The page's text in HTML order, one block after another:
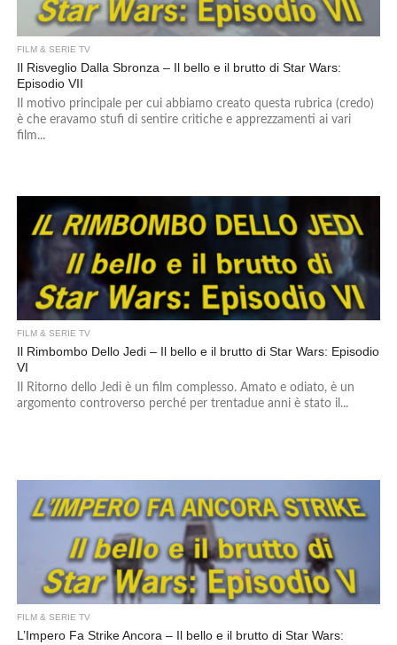
FILM & SERIE TV
Il Risveglio Dalla Sbronza – Il bello e il brutto di Star Wars:
Episodio VII
Il motivo principale per cui abbiamo creato questa rubrica (credo)
è che eravamo stufi di sentire critiche e apprezzamenti ai vari
film...
FILM & SERIE TV
Il Rimbombo Dello Jedi – Il bello e il brutto di Star Wars: Episodio
VI
Il Ritorno dello Jedi è un film complesso. Amato e odiato, è un
argomento controverso perché per trentadue anni è stato il...
FILM & SERIE TV
L’Impero Fa Strike Ancora – Il bello e il brutto di Star Wars: